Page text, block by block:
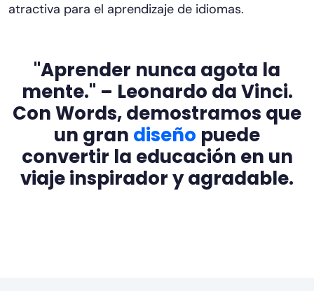
atractiva para el aprendizaje de idiomas.
"Aprender nunca agota la
mente." – Leonardo da Vinci.
Con Words, demostramos que
un gran diseño puede
convertir la educación en un
viaje inspirador y agradable.